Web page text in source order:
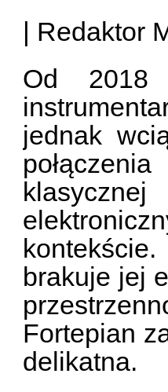
| Redaktor
Od 2018
jednak
brakuje jej
Fortepian
delikatna.